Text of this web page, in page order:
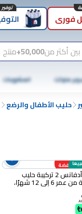
فوري
توفير
أكثر من50,000+ منتج
ماركت المشروبات
حليب الأطفال والرضع
منخفضة
أبتاميل أدفانس 2 تركيبة حليب
للمتابعة من عمر 6 إلى 12 شهرًا،
800 غرام